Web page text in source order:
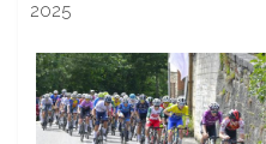
2025